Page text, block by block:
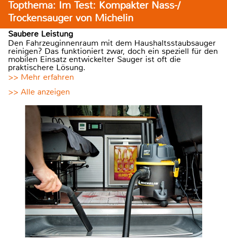
Topthema: Im Test: Kompakter Nass-/
Trockensauger von Michelin
Saubere Leistung
Den Fahrzeuginnenraum mit dem Haushaltsstaubsauger
reinigen? Das funktioniert zwar, doch ein speziell für den
mobilen Einsatz entwickelter Sauger ist oft die
praktischere Lösung.
>> Mehr erfahren
>> Alle anzeigen